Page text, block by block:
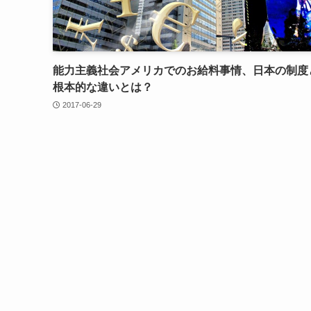
能力主義社会アメリカでのお給料事情、日本の制度
根本的な違いとは？
2017-06-29